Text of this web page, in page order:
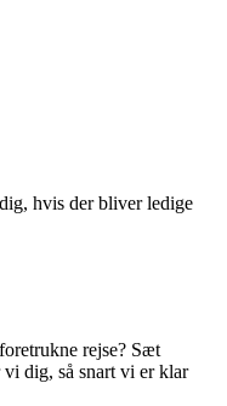
hvis der bliver ledige
rejse? Sæt
dig, så snart vi er klar